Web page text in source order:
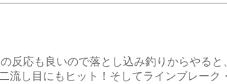
反応も良いので落とし込み釣りからやる
し目にもヒット！そしてラインブレー